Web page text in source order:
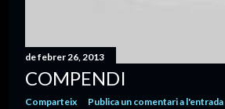
de febrer 26, 2013
COMPENDI
Comparteix Publica un comentari a l'entrada